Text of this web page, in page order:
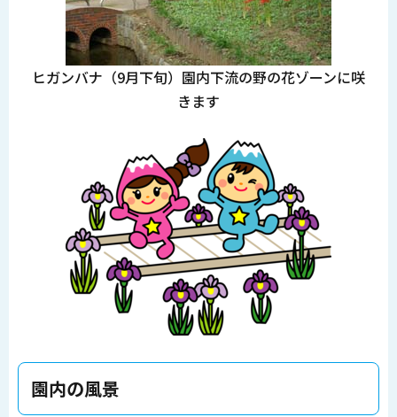
ヒガンバナ（9月下旬）園内下流の野の花ゾーンに咲
きます
園内の風景